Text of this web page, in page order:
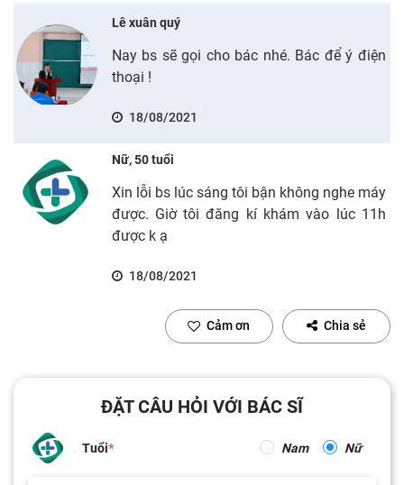
Lê xuân quý
Nay bs sẽ gọi cho bác nhé. Bác để ý điện
thoại !
18/08/2021
Nữ, 50 tuổi
Xin lỗi bs lúc sáng tôi bận không nghe máy
được. Giờ tôi đăng kí khám vào lúc 11h
được k ạ
18/08/2021
Cảm ơn Chia sẻ
ĐẶT CÂU HỎI VỚI BÁC SĨ
Tuổi Nam Nữ